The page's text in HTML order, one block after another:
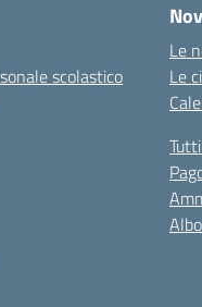
scolastico
Le
Le